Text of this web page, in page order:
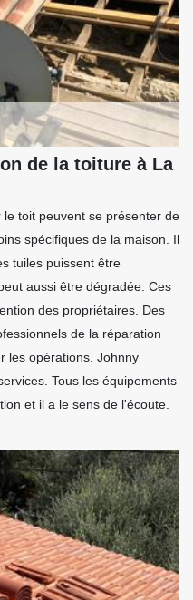
de la toiture à La
toit peuvent se présenter de
spécifiques de la maison. Il
tuiles puissent être
aussi être dégradée. Ces
des propriétaires. Des
de la réparation
les opérations. Johnny
Tous les équipements
et il a le sens de l'écoute.